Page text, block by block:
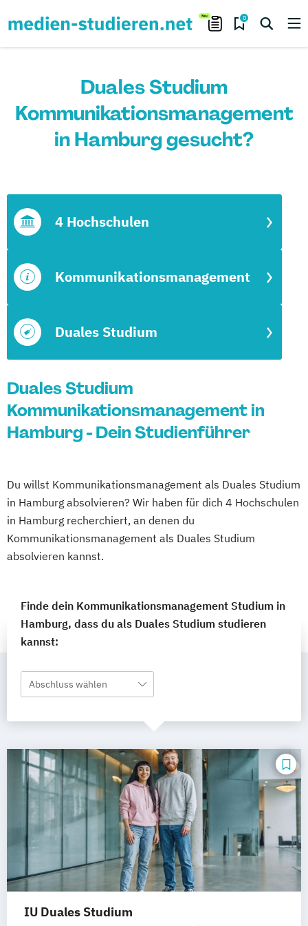
0
Duales Studium
Kommunikationsmanagement
in Hamburg gesucht?
Duales Studium
Kommunikationsmanagement
4 Hochschulen
Duales Studium
Kommunikationsmanagement in
Hamburg - Dein Studienführer
Du willst Kommunikationsmanagement als Duales Studium
in Hamburg absolvieren? Wir haben für dich 4 Hochschulen
in Hamburg recherchiert, an denen du
Kommunikationsmanagement als Duales Studium
absolvieren kannst.
Finde dein Kommunikationsmanagement Studium in
Hamburg, dass du als Duales Studium studieren
kannst:
Abschluss wählen
IU Duales Studium